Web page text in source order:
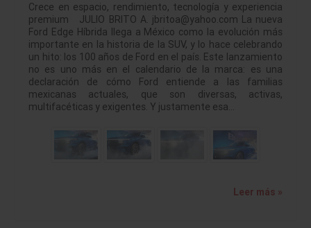
Crece en espacio, rendimiento, tecnología y experiencia
premium JULIO BRITO A. jbritoa@yahoo.com La nueva
Ford Edge Híbrida llega a México como la evolución más
importante en la historia de la SUV, y lo hace celebrando
un hito: los 100 años de Ford en el país. Este lanzamiento
no es uno más en el calendario de la marca: es una
declaración de cómo Ford entiende a las familias
mexicanas actuales, que son diversas, activas,
multifacéticas y exigentes. Y justamente esa…
Leer más »